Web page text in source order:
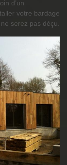
d’un
votre bardage
serez pas déçu.